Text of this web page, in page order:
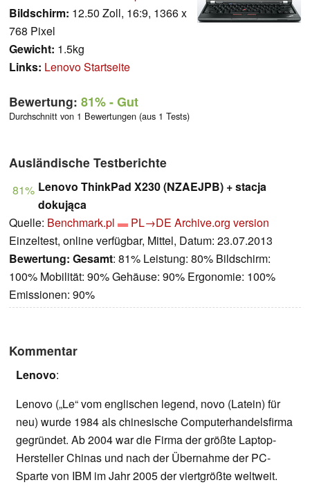
Bildschirm: 12.50 Zoll, 16:9, 1366 x
768 Pixel
Gewicht: 1.5kg
Links: Lenovo Startseite
Bewertung: 81%- Gut
Durchschnitt von 1 Bewertungen (aus 1 Tests)
Ausländische Testberichte
81% Lenovo ThinkPad X230 (NZAEJPB) + stacja
dokująca
Quelle: Benchmark.pl PL→DE Archive.org version
Einzeltest, online verfügbar, Mittel, Datum: 23.07.2013
Bewertung: Gesamt: 81% Leistung: 80% Bildschirm:
100% Mobilität: 90% Gehäuse: 90% Ergonomie: 100%
Emissionen: 90%
Kommentar
Lenovo:
Lenovo („Le“ vom englischen legend, novo (Latein) für
neu) wurde 1984 als chinesische Computerhandelsfirma
gegründet. Ab 2004 war die Firma der größte Laptop-
Hersteller Chinas und nach der Übernahme der PC-
Sparte von IBM im Jahr 2005 der viertgrößte weltweit.